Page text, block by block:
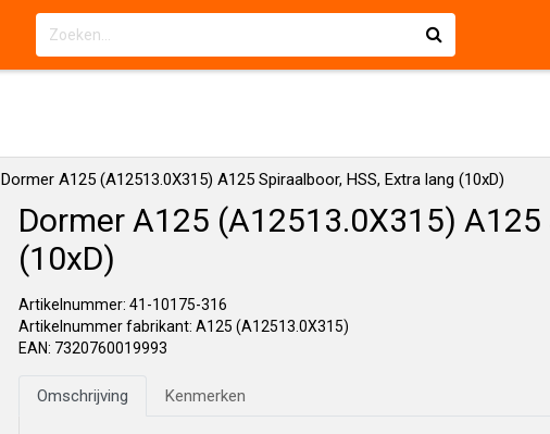
Dormer A125 (A12513.0X315) A125 Spiraalboor, HSS, Extra lang (10xD)
Dormer A125 (A12513.0X315) A125
(10xD)
Artikelnummer: 41-10175-316
Artikelnummer fabrikant: A125 (A12513.0X315)
EAN: 7320760019993
Omschrijving Kenmerken